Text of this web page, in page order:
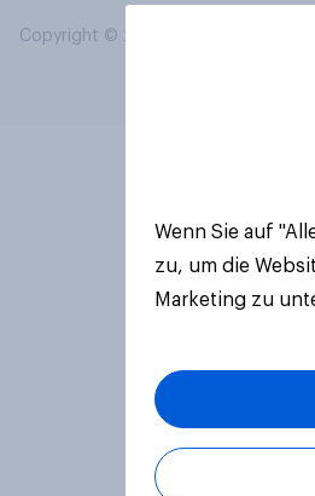
Copyright © 2026 YouGov PLC. Alle
Wenn Sie auf
zu, um die
Marketing zu